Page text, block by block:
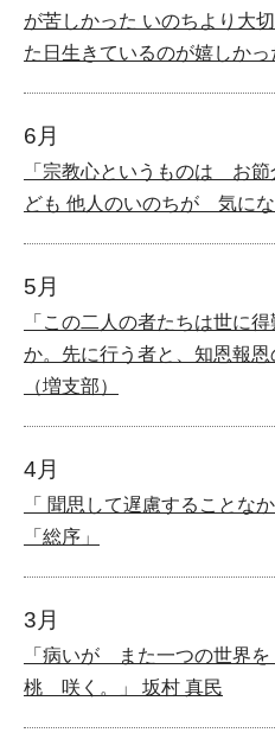
が苦しかった いのちより大
た日生きているのが嬉しか
6月
「宗教心というものは お
ども 他人のいのちが 気に
5月
「この二人の者たちは世に
か。先に行う者と、知恩報恩
（増支部）
4月
「 聞思して遅慮することな
「総序」
3月
「病いが また一つの世界
桃 咲く。」 坂村 真民